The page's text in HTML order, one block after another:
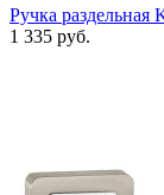
Ручка раздельная
1 335 руб.